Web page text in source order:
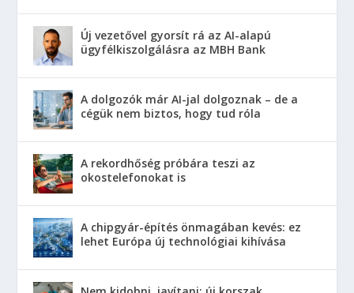
Új vezetővel gyorsít rá az AI-alapú
ügyfélkiszolgálásra az MBH Bank
A dolgozók már AI-jal dolgoznak – de a
cégük nem biztos, hogy tud róla
A rekordhőség próbára teszi az
okostelefonokat is
A chipgyár-építés önmagában kevés: ez
lehet Európa új technológiai kihívása